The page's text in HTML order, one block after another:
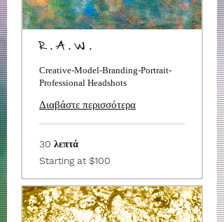
R . A . W .
Creative-Model-Branding-Portrait-
Professional Headshots
Διαβάστε περισσότερα
30 λεπτά
at
Starting at $100